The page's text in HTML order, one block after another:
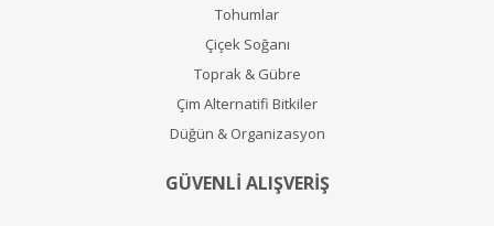
Tohumlar
Çiçek Soğanı
Toprak & Gübre
Çim Alternatifi Bitkiler
Düğün & Organizasyon
GÜVENLİ ALIŞVERİŞ